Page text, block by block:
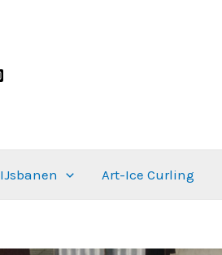
IJsbanen Art-Ice Curling